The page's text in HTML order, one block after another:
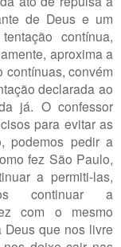
de Deus e um
contínua,
aproxima a
contínuas, convém
declarada ao
já. O confessor
para evitar as
podemos pedir a
fez São Paulo,
a permiti-las,
continuar a
com o mesmo
que nos livre